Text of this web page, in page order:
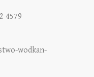
4579
wodkan-